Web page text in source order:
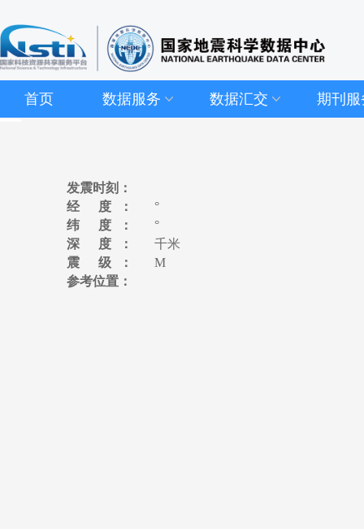
首页 数据服务 数据汇交 期刊服
发震时刻：
经 度：
°
纬 度：
°
深 度：
千米
震 级：
M
参考位置：